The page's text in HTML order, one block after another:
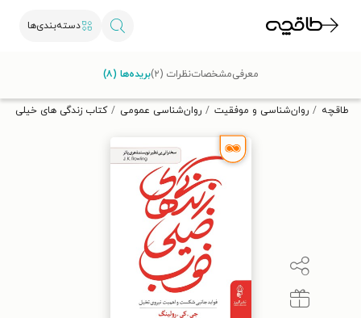
دسته‌بندی‌ها
تخفیف از طاقچه دریافت کن.
طاقچه روان‌شناسی و موفقیت روان‌شناسی عمومی کتاب زندگی های خیلی
معرفیمشخصاتنظرات (۲) بریده‌ها (۸)